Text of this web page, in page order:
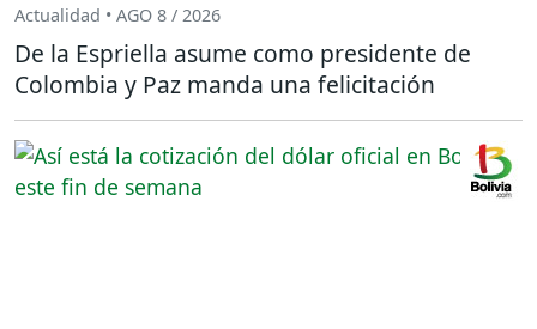
Actualidad • AGO 8 / 2026
De la Espriella asume como presidente de
Colombia y Paz manda una felicitación